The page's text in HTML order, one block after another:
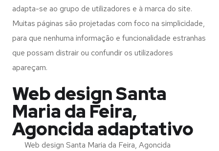
adapta-se ao grupo de utilizadores e à marca do site.
Muitas páginas são projetadas com foco na simplicidade,
para que nenhuma informação e funcionalidade estranhas
que possam distrair ou confundir os utilizadores
apareçam.
Web design Santa
Maria da Feira,
Agoncida adaptativo
Web design Santa Maria da Feira, Agoncida